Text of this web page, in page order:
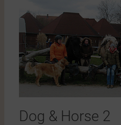
Dog & Horse 2